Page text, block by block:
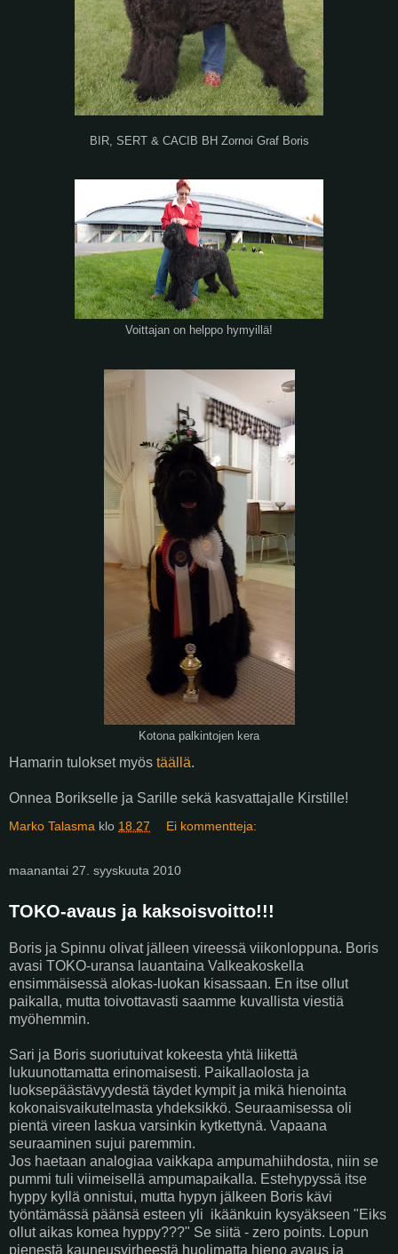
BIR, SERT & CACIB BH Zornoi Graf Boris
Voittajan on helppo hymyillä!
Kotona palkintojen kera
Hamarin tulokset myös täällä.
Onnea Borikselle ja Sarille sekä kasvattajalle Kirstille!
Marko Talasma klo 18.27 Ei kommentteja:
maanantai 27. syyskuuta 2010
TOKO-avaus ja kaksoisvoitto!!!
Boris ja Spinnu olivat jälleen vireessä viikonloppuna. Boris
avasi TOKO-uransa lauantaina Valkeakoskella
ensimmäisessä alokas-luokan kisassaan. En itse ollut
paikalla, mutta toivottavasti saamme kuvallista viestiä
myöhemmin.
Sari ja Boris suoriutuivat kokeesta yhtä liikettä
lukuunottamatta erinomaisesti. Paikallaolosta ja
luoksepäästävyydestä täydet kympit ja mikä hienointa
kokonaisvaikutelmasta yhdeksikkö. Seuraamisessa oli
pientä vireen laskua varsinkin kytkettynä. Vapaana
seuraaminen sujui paremmin.
Jos haetaan analogiaa vaikkapa ampumahiihdosta, niin se
pummi tuli viimeisellä ampumapaikalla. Estehypyssä itse
hyppy kyllä onnistui, mutta hypyn jälkeen Boris kävi
työntämässä päänsä esteen yli ikäänkuin kysyäkseen "Eiks
ollut aikas komea hyppy???" Se siitä - zero points. Lopun
pienestä kauneusvirheestä huolimatta hieno avaus ja